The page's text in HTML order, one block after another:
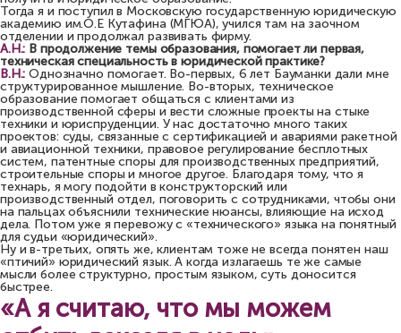
Тогда я и поступил в Московскую государственную юридическую
академию им.О.Е Кутафина (МГЮА), учился там на заочном
отделении и продолжал развивать фирму.
А.Н.: В продолжение темы образования, помогает ли первая,
техническая специальность в юридической практике?
В.Н.: Однозначно помогает. Во-первых, 6 лет Бауманки дали мне
структурированное мышление. Во-вторых, техническое
образование помогает общаться с клиентами из
производственной сферы и вести сложные проекты на стыке
техники и юриспруденции. У нас достаточно много таких
проектов: суды, связанные с сертификацией и авариями ракетной
и авиационной техники, правовое регулирование бесплотных
систем, патентные споры для производственных предприятий,
строительные споры и многое другое. Благодаря тому, что я
технарь, я могу подойти в конструкторский или
производственный отдел, поговорить с сотрудниками, чтобы они
на пальцах объяснили технические нюансы, влияющие на исход
дела. Потом уже я перевожу с «технического» языка на понятный
для судьи «юридический».
Ну и в-третьих, опять же, клиентам тоже не всегда понятен наш
«птичий» юридический язык. А когда излагаешь те же самые
мысли более структурно, простым языком, суть доносится
быстрее.
«А я считаю, что мы можем